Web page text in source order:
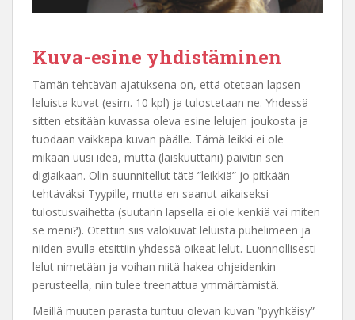
Kuva-esine yhdistäminen
Tämän tehtävän ajatuksena on, että otetaan lapsen
leluista kuvat (esim. 10 kpl) ja tulostetaan ne. Yhdessä
sitten etsitään kuvassa oleva esine lelujen joukosta ja
tuodaan vaikkapa kuvan päälle. Tämä leikki ei ole
mikään uusi idea, mutta (laiskuuttani) päivitin sen
digiaikaan. Olin suunnitellut tätä ”leikkiä” jo pitkään
tehtäväksi Tyypille, mutta en saanut aikaiseksi
tulostusvaihetta (suutarin lapsella ei ole kenkiä vai miten
se meni?). Otettiin siis valokuvat leluista puhelimeen ja
niiden avulla etsittiin yhdessä oikeat lelut. Luonnollisesti
lelut nimetään ja voihan niitä hakea ohjeidenkin
perusteella, niin tulee treenattua ymmärtämistä.
Meillä muuten parasta tuntuu olevan kuvan ”pyyhkäisy”